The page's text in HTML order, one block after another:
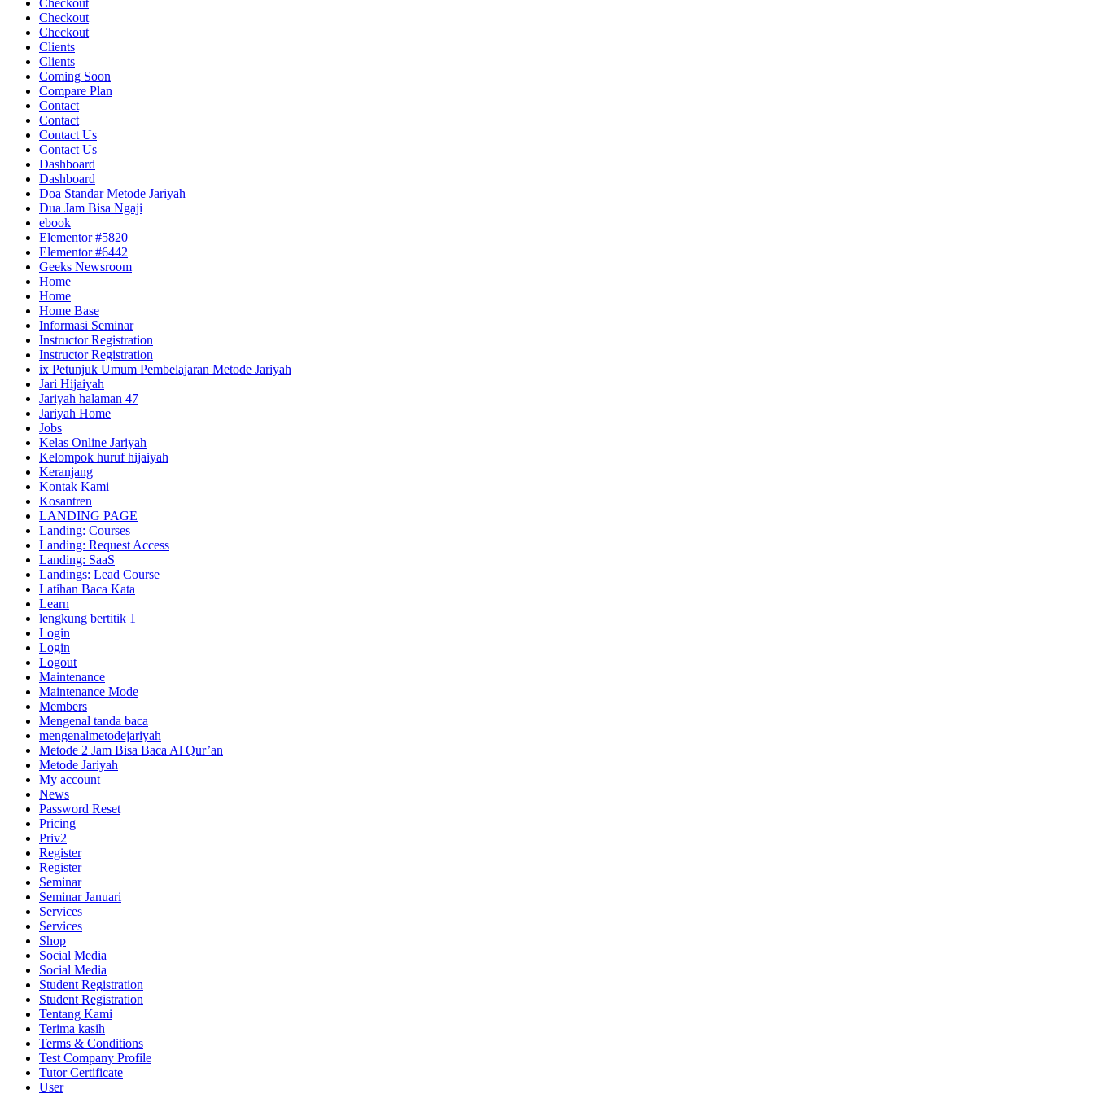
Checkout
Checkout
Checkout
Clients
Clients
Coming Soon
Compare Plan
Contact
Contact
Contact Us
Contact Us
Dashboard
Dashboard
Doa Standar Metode Jariyah
Dua Jam Bisa Ngaji
ebook
Elementor #5820
Elementor #6442
Geeks Newsroom
Home
Home
Home Base
Informasi Seminar
Instructor Registration
Instructor Registration
ix Petunjuk Umum Pembelajaran Metode Jariyah
Jari Hijaiyah
Jariyah halaman 47
Jariyah Home
Jobs
Kelas Online Jariyah
Kelompok huruf hijaiyah
Keranjang
Kontak Kami
Kosantren
LANDING PAGE
Landing: Courses
Landing: Request Access
Landing: SaaS
Landings: Lead Course
Latihan Baca Kata
Learn
lengkung bertitik 1
Login
Login
Logout
Maintenance
Maintenance Mode
Members
Mengenal tanda baca
mengenalmetodejariyah
Metode 2 Jam Bisa Baca Al Qur’an
Metode Jariyah
My account
News
Password Reset
Pricing
Priv2
Register
Register
Seminar
Seminar Januari
Services
Services
Shop
Social Media
Social Media
Student Registration
Student Registration
Tentang Kami
Terima kasih
Terms & Conditions
Test Company Profile
Tutor Certificate
User